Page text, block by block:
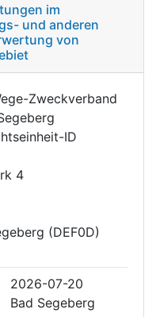
im
und anderen
von
Zweckverband
ID
4
(DEF0D)
2026-07-20
Bad Segeberg